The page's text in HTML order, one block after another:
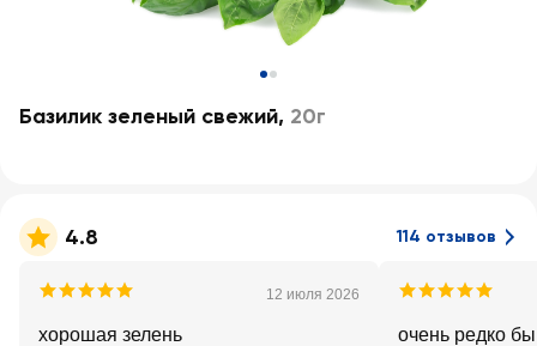
Базилик зеленый свежий, 20г
4.8 114 отзывов
12 июля 2026
хорошая зелень
очень редко